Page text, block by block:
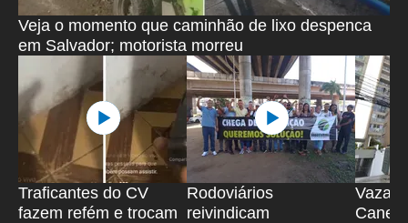
Veja o momento que caminhão de lixo despenca
em Salvador; motorista morreu
Traficantes do CV
fazem refém e trocam
Rodoviários
reivindicam